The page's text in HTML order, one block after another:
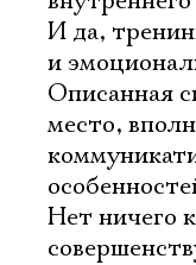
И да,
и
Описанная
место,
Нет ничего